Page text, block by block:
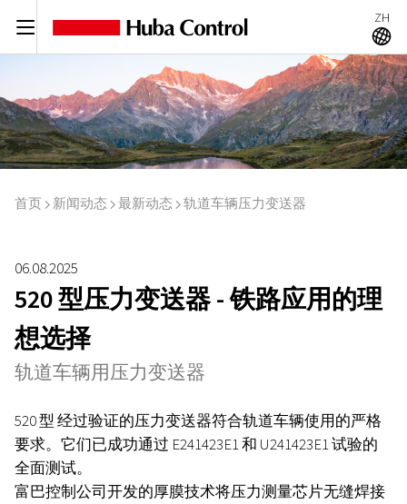
C ZH
A
首页 I 新闻动态 I 最新动态 I 轨道车辆压力变送器
06.08.2025
520 型压力变送器 - 铁路应用的理
想选择
轨道车辆用压力变送器
520 型经过验证的压力变送器符合轨道车辆使用的严格
要求。它们已成功通过 E241423E1 和 U241423E1 试验的
全面测试。
富巴控制公司开发的厚膜技术将压力测量芯片无缝焊接